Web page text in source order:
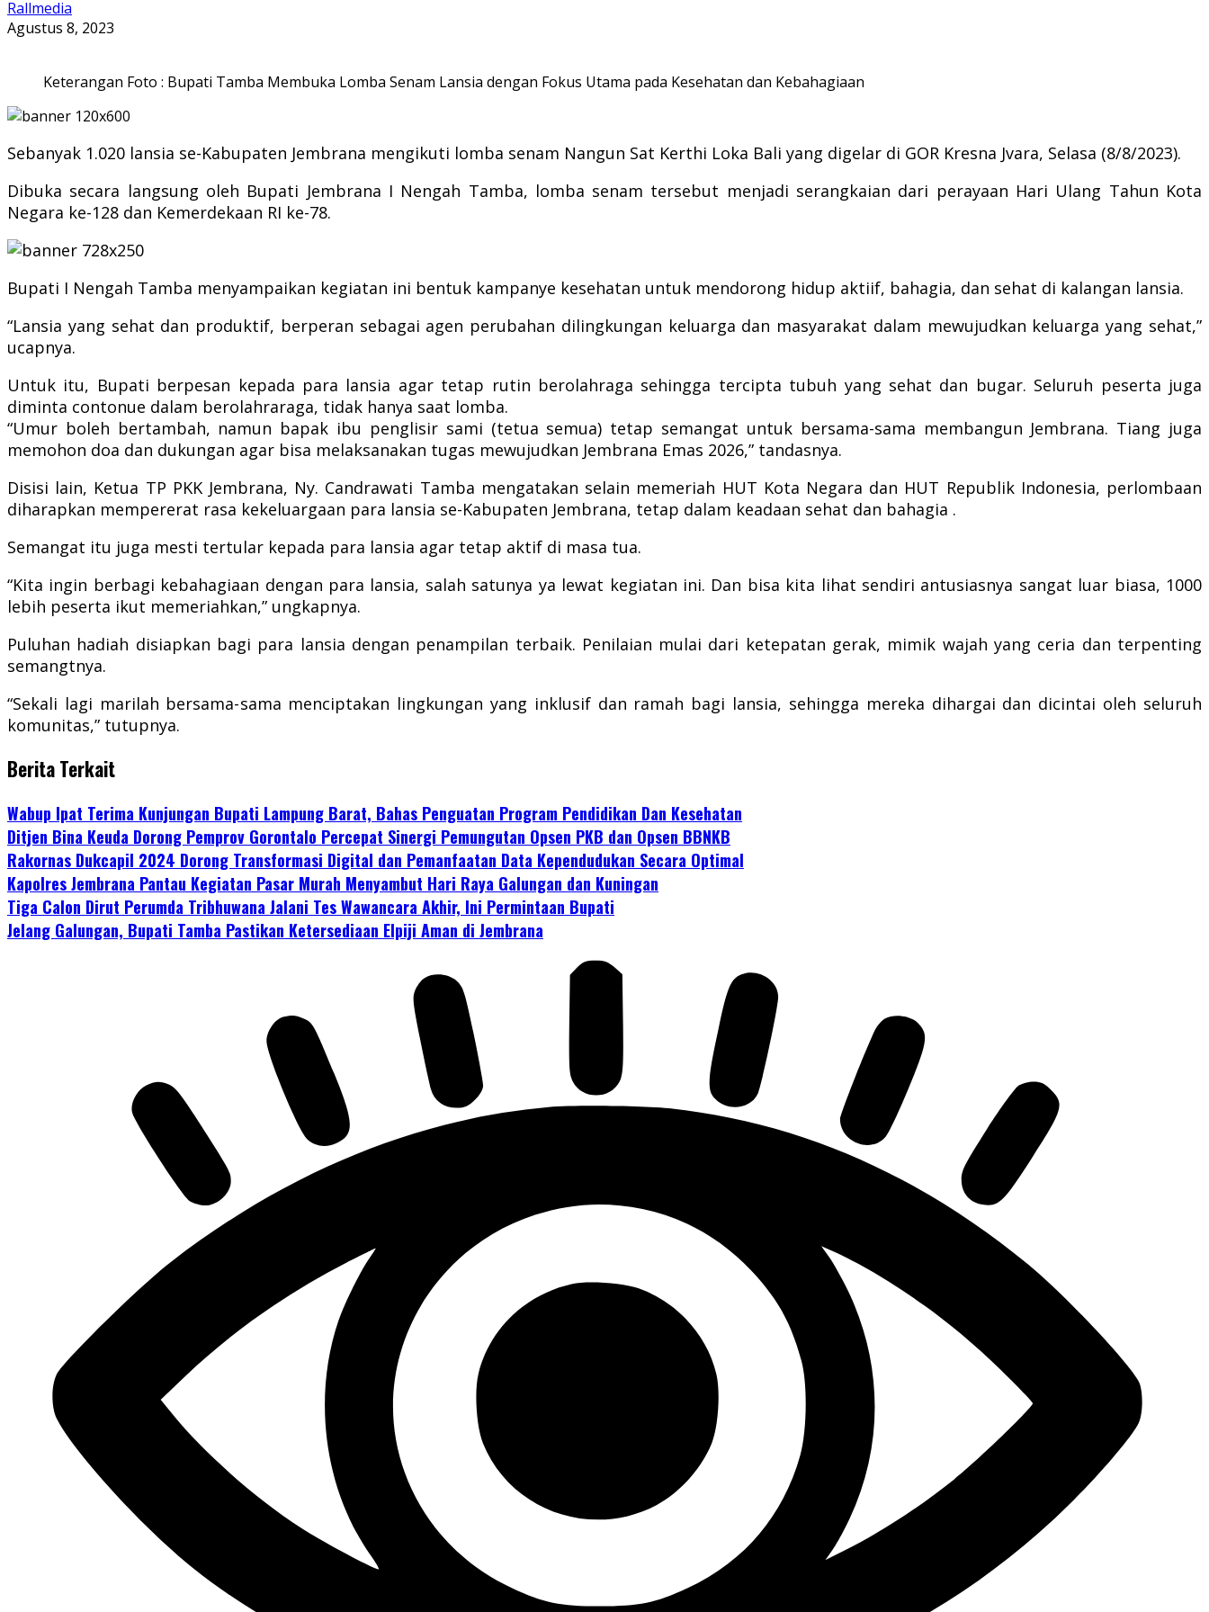
Rallmedia
Agustus 8, 2023
Keterangan Foto : Bupati Tamba Membuka Lomba Senam Lansia dengan Fokus Utama pada Kesehatan dan Kebahagiaan
Sebanyak 1.020 lansia se-Kabupaten Jembrana mengikuti lomba senam Nangun Sat Kerthi Loka Bali yang digelar di GOR Kresna Jvara, Selasa (8/8/2023).
Dibuka secara langsung oleh Bupati Jembrana I Nengah Tamba, lomba senam tersebut menjadi serangkaian dari perayaan Hari Ulang Tahun Kota
Negara ke-128 dan Kemerdekaan RI ke-78.
Bupati I Nengah Tamba menyampaikan kegiatan ini bentuk kampanye kesehatan untuk mendorong hidup aktiif, bahagia, dan sehat di kalangan lansia.
“Lansia yang sehat dan produktif, berperan sebagai agen perubahan dilingkungan keluarga dan masyarakat dalam mewujudkan keluarga yang sehat,”
ucapnya.
Untuk itu, Bupati berpesan kepada para lansia agar tetap rutin berolahraga sehingga tercipta tubuh yang sehat dan bugar. Seluruh peserta juga
diminta contonue dalam berolahraraga, tidak hanya saat lomba.
“Umur boleh bertambah, namun bapak ibu penglisir sami (tetua semua) tetap semangat untuk bersama-sama membangun Jembrana. Tiang juga
memohon doa dan dukungan agar bisa melaksanakan tugas mewujudkan Jembrana Emas 2026,” tandasnya.
Disisi lain, Ketua TP PKK Jembrana, Ny. Candrawati Tamba mengatakan selain memeriah HUT Kota Negara dan HUT Republik Indonesia, perlombaan
diharapkan mempererat rasa kekeluargaan para lansia se-Kabupaten Jembrana, tetap dalam keadaan sehat dan bahagia .
Semangat itu juga mesti tertular kepada para lansia agar tetap aktif di masa tua.
“Kita ingin berbagi kebahagiaan dengan para lansia, salah satunya ya lewat kegiatan ini. Dan bisa kita lihat sendiri antusiasnya sangat luar biasa, 1000
lebih peserta ikut memeriahkan,” ungkapnya.
Puluhan hadiah disiapkan bagi para lansia dengan penampilan terbaik. Penilaian mulai dari ketepatan gerak, mimik wajah yang ceria dan terpenting
semangtnya.
“Sekali lagi marilah bersama-sama menciptakan lingkungan yang inklusif dan ramah bagi lansia, sehingga mereka dihargai dan dicintai oleh seluruh
komunitas,” tutupnya.
Berita Terkait
Wabup Ipat Terima Kunjungan Bupati Lampung Barat, Bahas Penguatan Program Pendidikan Dan Kesehatan
Ditjen Bina Keuda Dorong Pemprov Gorontalo Percepat Sinergi Pemungutan Opsen PKB dan Opsen BBNKB
Rakornas Dukcapil 2024 Dorong Transformasi Digital dan Pemanfaatan Data Kependudukan Secara Optimal
Kapolres Jembrana Pantau Kegiatan Pasar Murah Menyambut Hari Raya Galungan dan Kuningan
Tiga Calon Dirut Perumda Tribhuwana Jalani Tes Wawancara Akhir, Ini Permintaan Bupati
Jelang Galungan, Bupati Tamba Pastikan Ketersediaan Elpiji Aman di Jembrana